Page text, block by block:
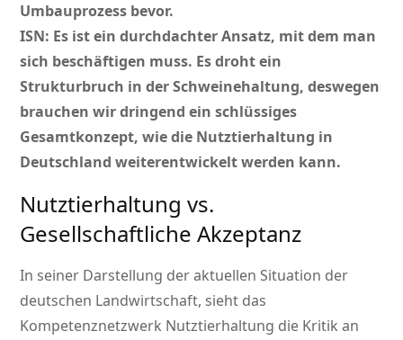
Umbauprozess bevor.
ISN: Es ist ein durchdachter Ansatz, mit dem man
sich beschäftigen muss. Es droht ein
Strukturbruch in der Schweinehaltung, deswegen
brauchen wir dringend ein schlüssiges
Gesamtkonzept, wie die Nutztierhaltung in
Deutschland weiterentwickelt werden kann.
Nutztierhaltung vs.
Gesellschaftliche Akzeptanz
In seiner Darstellung der aktuellen Situation der
deutschen Landwirtschaft, sieht das
Kompetenznetzwerk Nutztierhaltung die Kritik an